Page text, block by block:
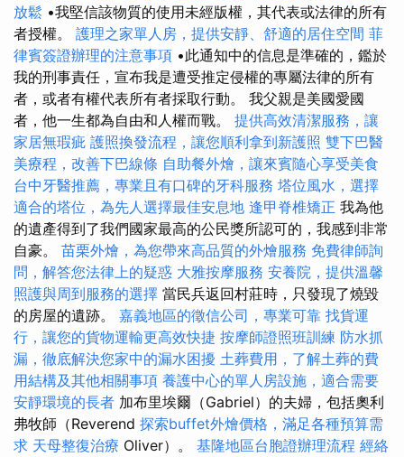
放鬆 •我堅信該物質的使用未經版權，其代表或法律的所有
者授權。 護理之家單人房，提供安靜、舒適的居住空間 菲
律賓簽證辦理的注意事項 •此通知中的信息是準確的，鑑於
我的刑事責任，宣布我是遭受推定侵權的專屬法律的所有
者，或者有權代表所有者採取行動。 我父親是美國愛國
者，他一生都為自由和人權而戰。 提供高效清潔服務，讓
家居無瑕疵 護照換發流程，讓您順利拿到新護照 雙下巴醫
美療程，改善下巴線條 自助餐外燴，讓來賓隨心享受美食
台中牙醫推薦，專業且有口碑的牙科服務 塔位風水，選擇
適合的塔位，為先人選擇最佳安息地 逢甲脊椎矯正 我為他
的遺產得到了我們國家最高的公民獎所認可的，我感到非常
自豪。 苗栗外燴，為您帶來高品質的外燴服務 免費律師詢
問，解答您法律上的疑惑 大雅按摩服務 安養院，提供溫馨
照護與周到服務的選擇 當民兵返回村莊時，只發現了燒毀
的房屋的遺跡。 嘉義地區的徵信公司，專業可靠 找貨運
行，讓您的貨物運輸更高效快捷 按摩師證照班訓練 防水抓
漏，徹底解決您家中的漏水困擾 土葬費用，了解土葬的費
用結構及其他相關事項 養護中心的單人房設施，適合需要
安靜環境的長者 加布里埃爾（Gabriel）的夫婦，包括奧利
弗牧師（Reverend 探索buffet外燴價格，滿足各種預算需
求 天母整復治療 Oliver）。 基隆地區台胞證辦理流程 經絡